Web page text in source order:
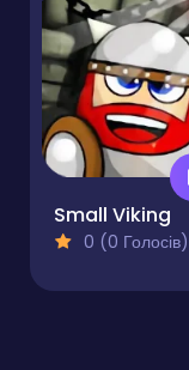
Small Viking
0 (0 Голосів)